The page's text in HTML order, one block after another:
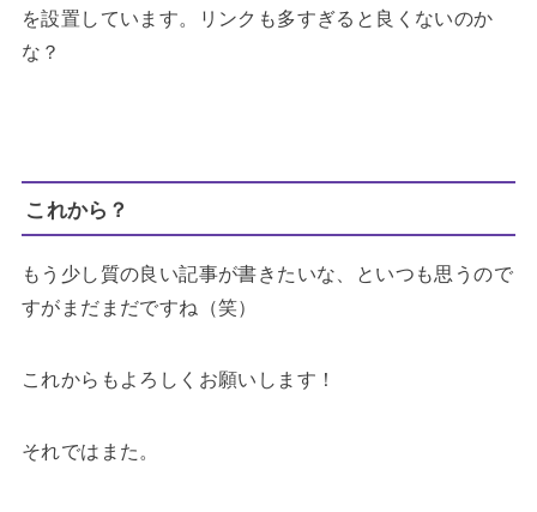
を設置しています。リンクも多すぎると良くないのか
な？
これから？
もう少し質の良い記事が書きたいな、といつも思うので
すがまだまだですね（笑）
これからもよろしくお願いします！
それではまた。